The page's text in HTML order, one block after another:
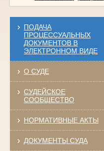
ПОДАЧА
ПРОЦЕССУАЛЬНЫХ
ДОКУМЕНТОВ В
ЭЛЕКТРОННОМ ВИДЕ
О СУДЕ
СУДЕЙСКОЕ
СООБЩЕСТВО
НОРМАТИВНЫЕ АКТЫ
ДОКУМЕНТЫ СУДА